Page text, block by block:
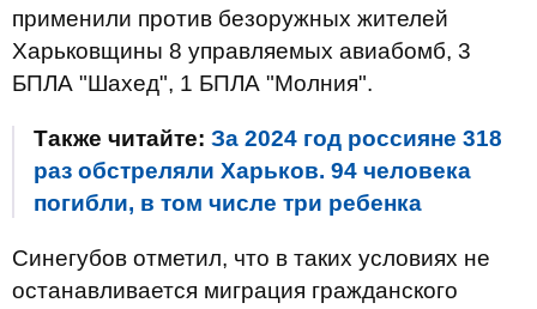
применили против безоружных жителей
Харьковщины 8 управляемых авиабомб, 3
БПЛА "Шахед", 1 БПЛА "Молния".
Также читайте: За 2024 год россияне 318
раз обстреляли Харьков. 94 человека
погибли, в том числе три ребенка
Синегубов отметил, что в таких условиях не
останавливается миграция гражданского